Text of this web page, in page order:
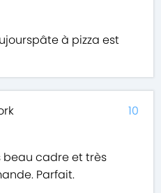
à pizza est
beau cadre et très
Parfait.
10